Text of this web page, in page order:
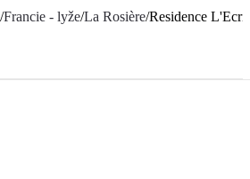
/Francie - lyže/La Rosière/Residence